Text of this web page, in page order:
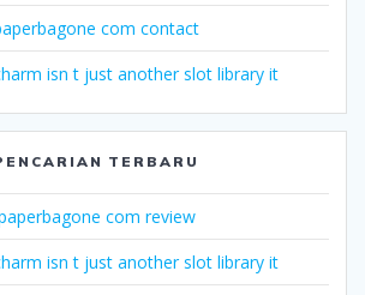
com contact
isn t just another slot library it
TERBARU
com review
isn t just another slot library it